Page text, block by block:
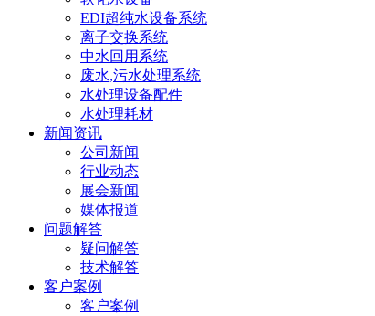
EDI超纯水设备系统
离子交换系统
中水回用系统
废水,污水处理系统
水处理设备配件
水处理耗材
新闻资讯
公司新闻
行业动态
展会新闻
媒体报道
问题解答
疑问解答
技术解答
客户案例
客户案例